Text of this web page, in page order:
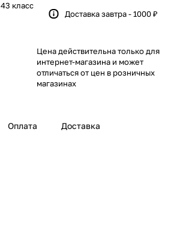
43 класс
Доставка завтра - 1000 ₽
Цена действительна только для
интернет-магазина и может
отличаться от цен в розничных
магазинах
Оплата Доставка